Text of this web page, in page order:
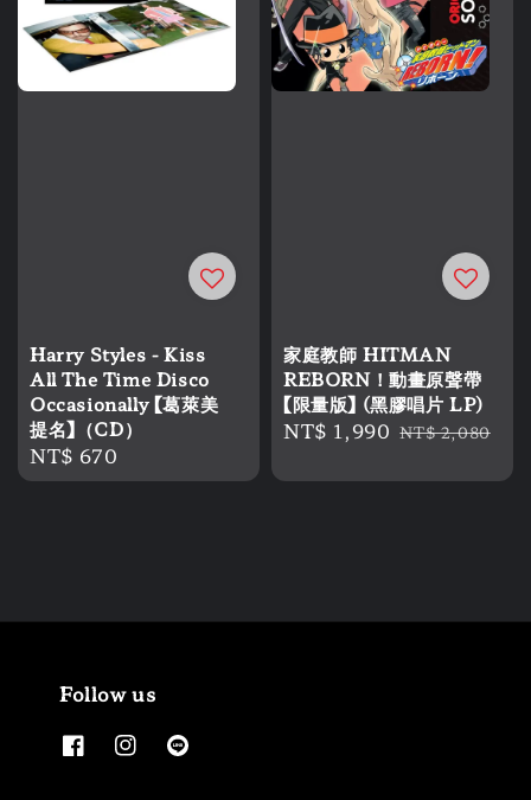
Harry Styles - Kiss
All The Time Disco
Occasionally 【葛萊美
提名】（CD）
Regular
price
NT$ 670
家庭教師 HITMAN
REBORN！動畫原聲帶
【限量版】 (黑膠唱片 LP)
Sale
NT$ 1,990 Regular
NT$ 2,080
Follow us